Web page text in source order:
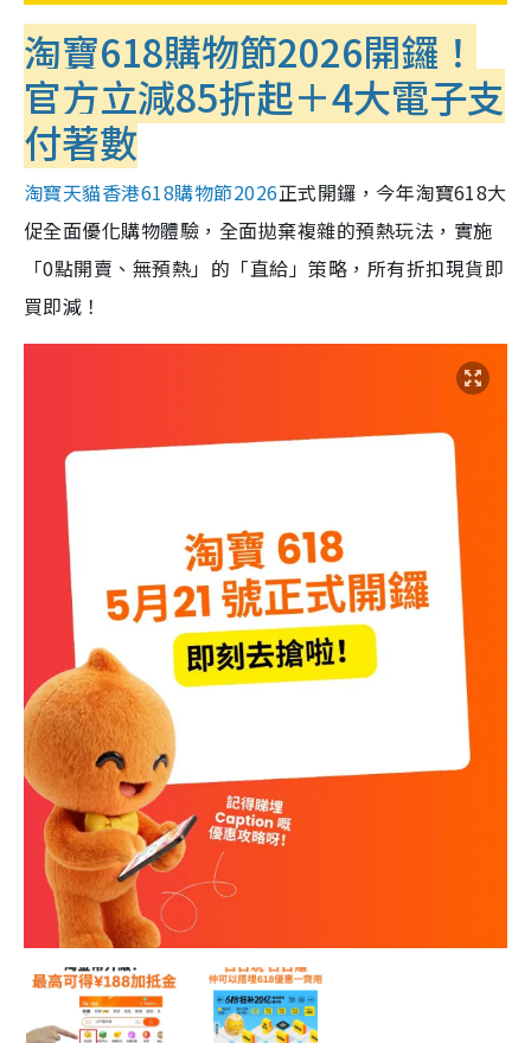
淘寶618購物節2026開鑼！
官方立減85折起＋4大電子支
付著數
淘寶天貓香港618購物節2026正式開鑼，今年淘寶618大
促全面優化購物體驗，全面拋棄複雜的預熱玩法，實施
「0點開賣、無預熱」的「直給」策略，所有折扣現貨即
買即減！